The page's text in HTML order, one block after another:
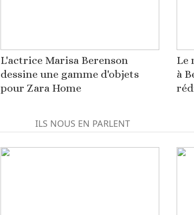
L'actrice Marisa Berenson
dessine une gamme d'objets
pour Zara Home
Le
à
ILS NOUS EN PARLENT